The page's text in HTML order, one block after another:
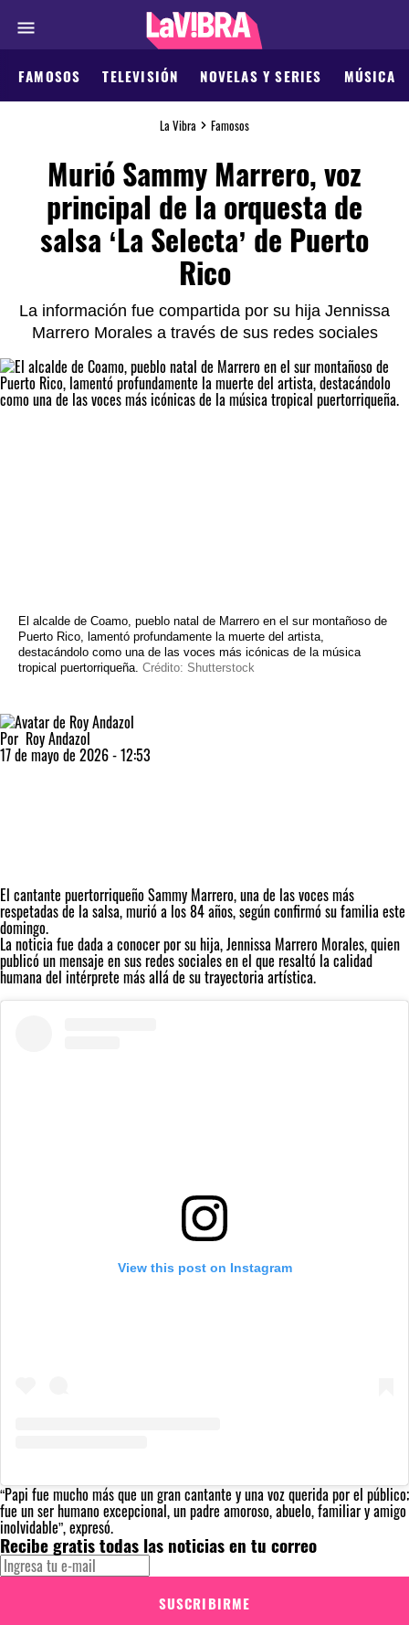
FAMOSOS TELEVISIÓN NOVELAS Y SERIES MÚSICA
La Vibra Famosos
Murió Sammy Marrero, voz
principal de la orquesta de
salsa ‘La Selecta’ de Puerto
Rico
La información fue compartida por su hija Jennissa
Marrero Morales a través de sus redes sociales
El alcalde de Coamo, pueblo natal de Marrero en el sur montañoso de
Puerto Rico, lamentó profundamente la muerte del artista,
destacándolo como una de las voces más icónicas de la música
tropical puertorriqueña. Crédito: Shutterstock
Por Roy Andazol
17 de mayo de 2026 - 12:53
El cantante puertorriqueñoSammy Marrero, una de las voces más
respetadas de la salsa, murió a los 84 años, según confirmó su familia este
domingo.
La noticia fue dada a conocer por su hija, Jennissa Marrero Morales, quien
publicó un mensaje en sus redes sociales en el que resaltó la calidad
humana del intérprete más allá de su trayectoria artística.
View this post on Instagram
“Papi fue mucho más que un gran cantante y una voz querida por el público;
fue un ser humano excepcional, un padre amoroso, abuelo, familiar y amigo
inolvidable”, expresó.
Recibe gratis todas las noticias en tu correo
SUSCRIBIRME